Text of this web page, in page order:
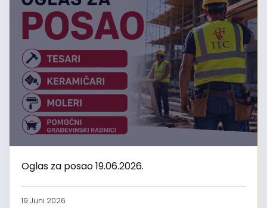
Oglas za posao 19.06.2026.
19 Juni 2026